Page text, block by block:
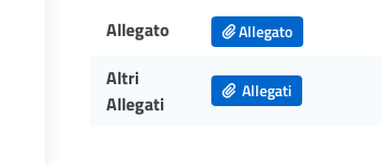
Allegato Allegato
Altri
Allegati
Allegati